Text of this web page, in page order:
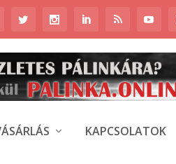
KAPCSOLATOK